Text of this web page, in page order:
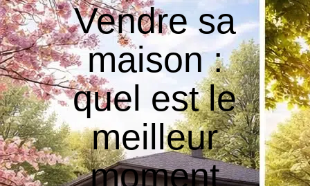
Vendre sa
maison :
quel est le
meilleur
moment